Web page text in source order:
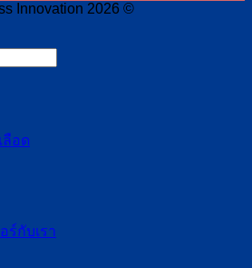
Innovation 2026 ©
ลือด
ร์กับเรา